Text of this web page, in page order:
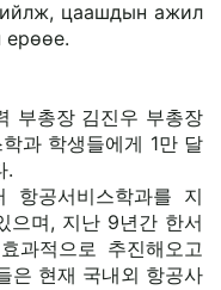
цаашдын ажил
ерөөе.
부총장 김진우 부총장
과 학생들에게 1만 달
.
항공서비스학과를 지
으며, 지난 9년간 한서
과적으로 추진해오고
은 현재 국내외 항공사